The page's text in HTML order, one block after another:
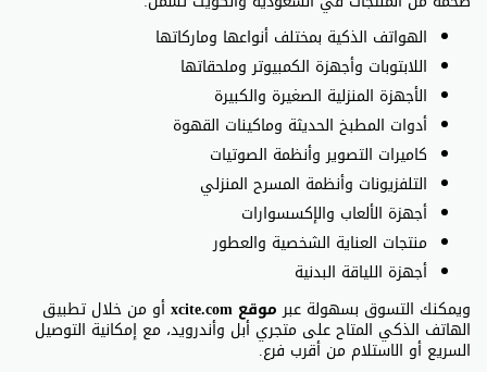
الهواتف الذكية بمختلف أنواعها وماركاتها
اللابتوبات وأجهزة الكمبيوتر وملحقاتها
الأجهزة المنزلية الصغيرة والكبيرة
أدوات المطبخ الحديثة وماكينات القهوة
كاميرات التصوير وأنظمة الصوتيات
التلفزيونات وأنظمة المسرح المنزلي
أجهزة الألعاب والإكسسوارات
منتجات العناية الشخصية والعطور
أجهزة اللياقة البدنية
ويمكنك التسوق بسهولة عبرموقع xcite.com أو من خلال تطبيق
الهاتف الذكي المتاح على متجري أبل وأندرويد، مع إمكانية التوصيل
السريع أو الاستلام من أقرب فرع.